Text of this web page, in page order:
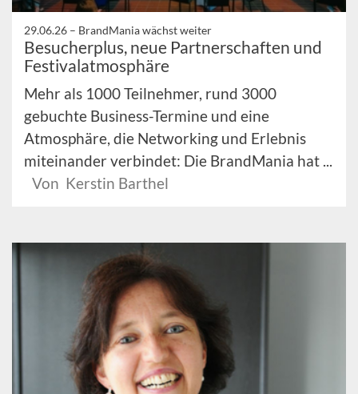
29.06.26 – BrandMania wächst weiter
Besucherplus, neue Partnerschaften und
Festivalatmosphäre
Mehr als 1000 Teilnehmer, rund 3000
gebuchte Business-Termine und eine
Atmosphäre, die Networking und Erlebnis
miteinander verbindet: Die BrandMania hat ...
Von Kerstin Barthel